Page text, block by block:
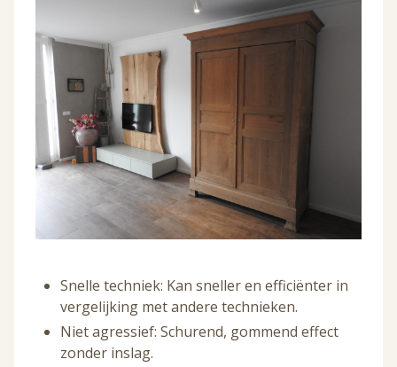
Snelle techniek: Kan sneller en efficiënter in
vergelijking met andere technieken.
Niet agressief: Schurend, gommend effect
zonder inslag.